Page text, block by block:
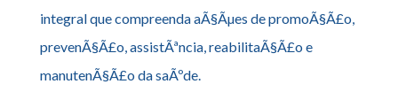
integral que compreenda aÃ§Ãµes de promoÃ§Ã£o,
prevenÃ§Ã£o, assistÃªncia, reabilitaÃ§Ã£o e
manutenÃ§Ã£o da saÃºde.